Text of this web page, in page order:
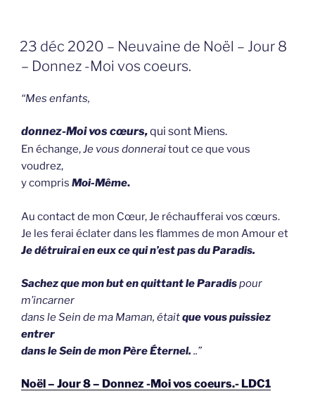
GEPLAATST
OP
23 déc 2020 – Neuvaine de Noël – Jour 8
– Donnez -Moi vos coeurs.
“Mes enfants,
donnez-Moi vos cœurs,qui sont Miens.
En échange,Je vous donneraitout ce que vous
voudrez,
y compris Moi-Même.
Au contact de mon Cœur, Je réchaufferai vos cœurs.
Je les ferai éclater dans les flammes de mon Amour et
Je détruirai en eux ce qui n’est pas du Paradis.
Sachez que mon but en quittant le Paradispour
m’incarner
dans le Sein de ma Maman, étaitque vous puissiez
entrer
dans le Sein de mon Père Éternel. ..”
Noël – Jour 8 – Donnez -Moi vos coeurs.- LDC1